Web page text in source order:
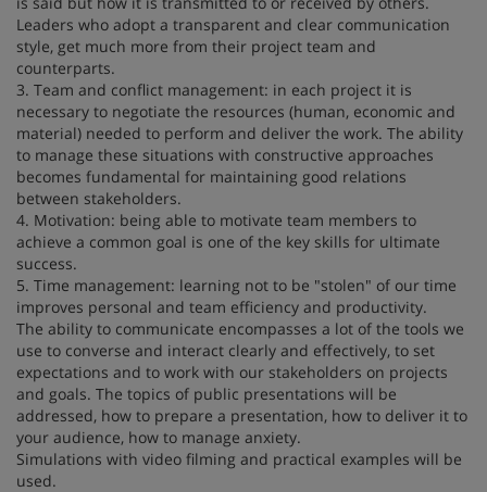
Leaders who adopt a transparent and clear communication
style, get much more from their project team and
counterparts.
3. Team and conflict management: in each project it is
necessary to negotiate the resources (human, economic and
material) needed to perform and deliver the work. The ability
to manage these situations with constructive approaches
becomes fundamental for maintaining good relations
between stakeholders.
4. Motivation: being able to motivate team members to
achieve a common goal is one of the key skills for ultimate
success.
5. Time management: learning not to be "stolen" of our time
improves personal and team efficiency and productivity.
The ability to communicate encompasses a lot of the tools we
use to converse and interact clearly and effectively, to set
expectations and to work with our stakeholders on projects
and goals. The topics of public presentations will be
addressed, how to prepare a presentation, how to deliver it to
your audience, how to manage anxiety.
Simulations with video filming and practical examples will be
used.